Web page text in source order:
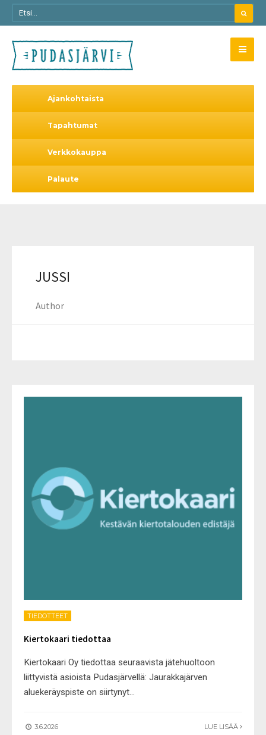
Ajankohtaista
Tapahtumat
Verkkokauppa
Palaute
JUSSI
Author
TIEDOTTEET
Kiertokaari tiedottaa
Kiertokaari Oy tiedottaa seuraavista jätehuoltoon
liittyvistä asioista Pudasjärvellä: Jaurakkajärven
aluekeräyspiste on siirtynyt...
3.6.2026 LUE LISÄÄ